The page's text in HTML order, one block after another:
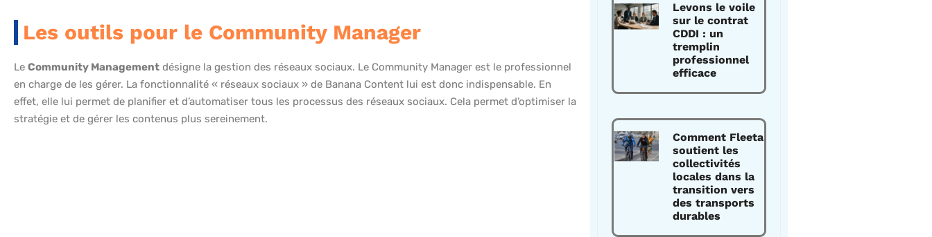
Les outils pour le Community Manager
Le Community Management désigne la gestion des réseaux sociaux. Le Community Manager est le professionnel
en charge de les gérer. La fonctionnalité « réseaux sociaux » de Banana Content lui est donc indispensable. En
effet, elle lui permet de planifier et d’automatiser tous les processus des réseaux sociaux. Cela permet d’optimiser la
stratégie et de gérer les contenus plus sereinement.
Levons le voile
sur le contrat
CDDI : un
tremplin
professionnel
efficace
Comment Fleeta
soutient les
collectivités
locales dans la
transition vers
des transports
durables